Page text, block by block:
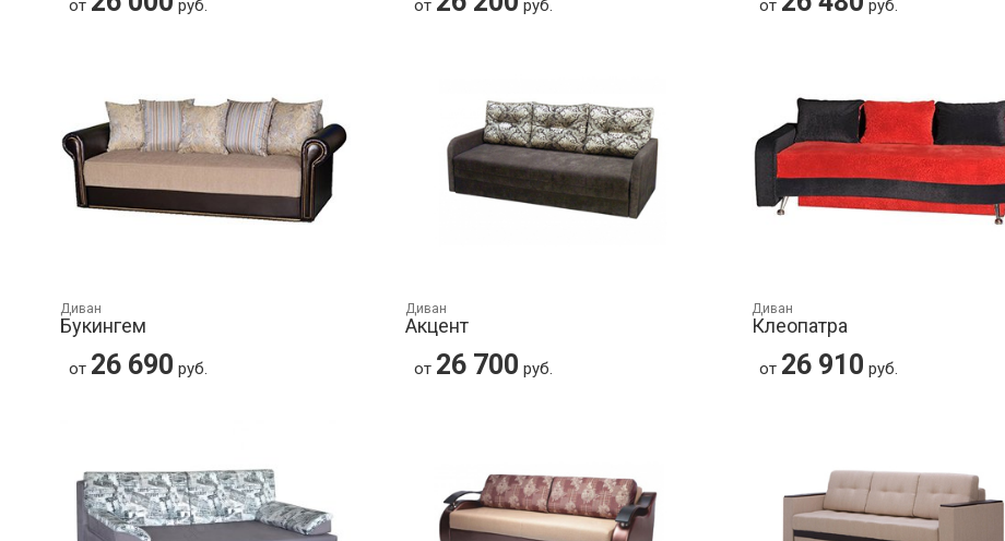
от руб. от руб. от руб.
Диван
Букингем
от 26 690 руб.
Диван
Акцент
от 26 700 руб.
Диван
Клеопатра
от 26 910 руб.